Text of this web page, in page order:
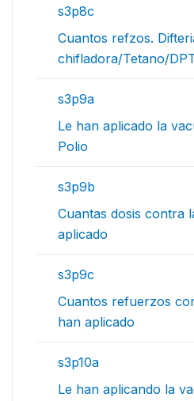
s3p8c
Cuantos refzos.
chifladora/Tetano/
s3p9a
Le han aplicado la
Polio
s3p9b
Cuantas dosis contra
aplicado
s3p9c
Cuantos refuerzos
han aplicado
s3p10a
Le han aplicando la